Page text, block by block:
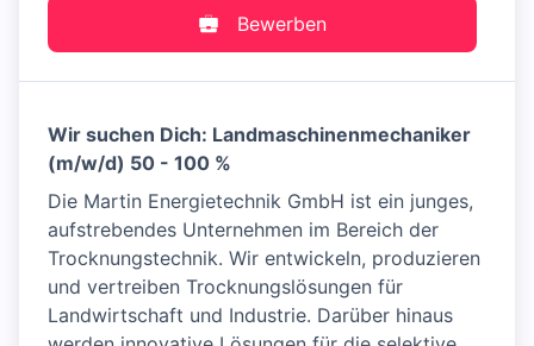
Bewerben
Wir suchen Dich: Landmaschinenmechaniker
(m/w/d) 50 - 100 %
Die Martin Energietechnik GmbH ist ein junges,
aufstrebendes Unternehmen im Bereich der
Trocknungstechnik. Wir entwickeln, produzieren
und vertreiben Trocknungslösungen für
Landwirtschaft und Industrie. Darüber hinaus